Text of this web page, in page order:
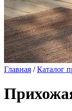
Главная /Каталог